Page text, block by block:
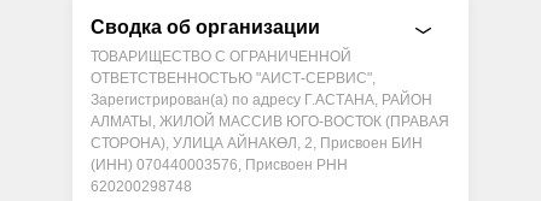
Сводка об организации
ТОВАРИЩЕСТВО С ОГРАНИЧЕННОЙ
ОТВЕТСТВЕННОСТЬЮ "АИСТ-СЕРВИС",
Зарегистрирован(а) по адресу Г.АСТАНА, РАЙОН
АЛМАТЫ, ЖИЛОЙ МАССИВ ЮГО-ВОСТОК (ПРАВАЯ
СТОРОНА), УЛИЦА АЙНАКӨЛ, 2, Присвоен БИН
(ИНН) 070440003576, Присвоен РНН
620200298748